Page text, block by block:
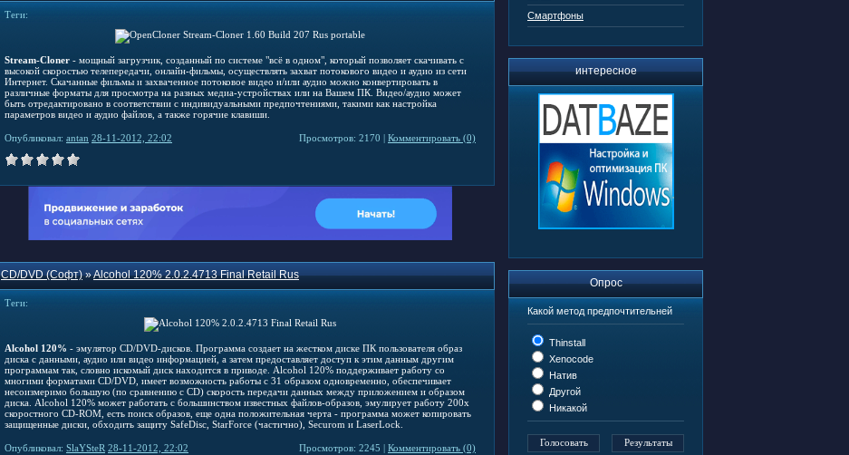
Смартфоны
интересное
Опрос
Какой метод предпочтительней
Thinstall
Xenocode
Натив
Другой
Никакой
Теги:
Stream-Cloner - мощный загрузчик, созданный по системе "всё в одном", который позволяет скачивать с
высокой скоростью телепередачи, онлайн-фильмы, осуществлять захват потокового видео и аудио из сети
Интернет. Скачанные фильмы и захваченное потоковое видео и/или аудио можно конвертировать в
различные форматы для просмотра на разных медиа-устройствах или на Вашем ПК. Видео/аудио может
быть отредактировано в соответствии с индивидуальными предпочтениями, такими как настройка
параметров видео и аудио файлов, а также горячие клавиши.
Опубликовал: antan 28-11-2012, 22:02 Просмотров: 2170 | Комментировать (0)
CD/DVD (Софт)»Alcohol 120% 2.0.2.4713 Final Retail Rus
Теги:
Alcohol 120% - эмулятор CD/DVD-дисков. Программа создает на жестком диске ПК пользователя образ
диска с данными, аудио или видео информацией, а затем предоставляет доступ к этим данным другим
программам так, словно искомый диск находится в приводе. Alcohol 120% поддерживает работу со
многими форматами CD/DVD, имеет возможность работы с 31 образом одновременно, обеспечивает
несоизмеримо большую (по сравнению с CD) скорость передачи данных между приложением и образом
диска. Alcohol 120% может работать с большинством известных файлов-образов, эмулирует работу 200х
скоростного CD-ROM, есть поиск образов, еще одна положительная черта - программа может копировать
защищенные диски, обходить защиту SafeDisc, StarForce (частично), Securom и LaserLock.
Опубликовал: SlaYSteR 28-11-2012, 22:02 Просмотров: 2245 | Комментировать (0)